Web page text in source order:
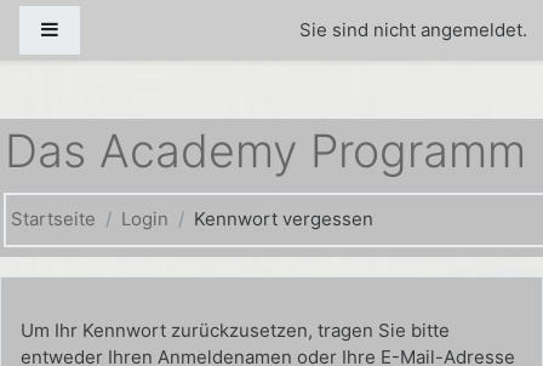
Zum Hauptinhalt
Sie sind nicht angemeldet.
Das Academy Programm
Startseite Login Kennwort vergessen
Um Ihr Kennwort zurückzusetzen, tragen Sie bitte
entweder Ihren Anmeldenamen oder Ihre E-Mail-Adresse